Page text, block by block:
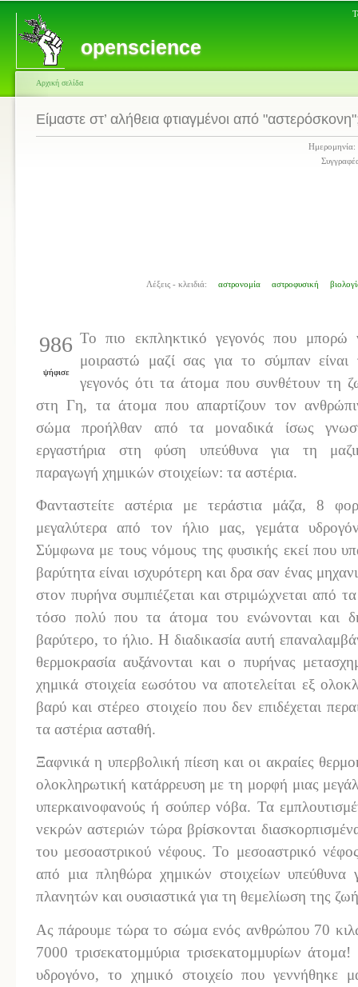
openscience
Αρχική σελίδα
Είμαστε στ’ αλήθεια φτιαγμένοι από
Λέξεις - κλειδιά: αστρονομία αστροφυσική
986
ψήφισε
Το πιο εκπληκτικό γεγονός που μπορώ
μοιραστώ μαζί σας για το σύμπαν είναι
γεγονός ότι τα άτομα που συνθέτουν τη
στη Γη, τα άτομα που απαρτίζουν τον
σώμα προήλθαν από τα μοναδικά ίσως
εργαστήρια στη φύση υπεύθυνα για τη
παραγωγή χημικών στοιχείων: τα αστέρια.
Φανταστείτε αστέρια με τεράστια μάζα, 8
μεγαλύτερα από τον ήλιο μας, γεμάτα
Σύμφωνα με τους νόμους της φυσικής εκεί που
βαρύτητα είναι ισχυρότερη και δρα σαν ένας
στον πυρήνα συμπιέζεται και στριμώχνεται από
τόσο πολύ που τα άτομα του ενώνονται και
βαρύτερο, το ήλιο. Η διαδικασία αυτή
θερμοκρασία αυξάνονται και ο πυρήνας
χημικά στοιχεία εωσότου να αποτελείται εξ
βαρύ και στέρεο στοιχείο που δεν επιδέχεται
τα αστέρια ασταθή.
Ξαφνικά η υπερβολική πίεση και οι ακραίες
ολοκληρωτική κατάρρευση με τη μορφή μιας
υπερκαινοφανούς ή σούπερ νόβα. Τα
νεκρών αστεριών τώρα βρίσκονται
του μεσοαστρικού νέφους. Το μεσοαστρικό
από μια πληθώρα χημικών στοιχείων υπεύθυνα
πλανητών και ουσιαστικά για τη θεμελίωση της
Ας πάρουμε τώρα το σώμα ενός ανθρώπου 70
7000 τρισεκατομμύρια τρισεκατομμυρίων
υδρογόνο, το χημικό στοιχείο που